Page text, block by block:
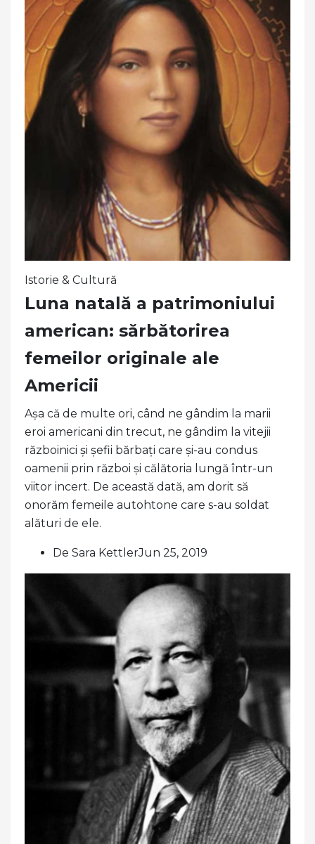
Istorie & Cultură
Luna natală a patrimoniului
american: sărbătorirea
femeilor originale ale
Americii
Așa că de multe ori, când ne gândim la marii
eroi americani din trecut, ne gândim la vitejii
războinici și șefii bărbați care și-au condus
oamenii prin război și călătoria lungă într-un
viitor incert. De această dată, am dorit să
onorăm femeile autohtone care s-au soldat
alături de ele.
De Sara KettlerJun 25, 2019